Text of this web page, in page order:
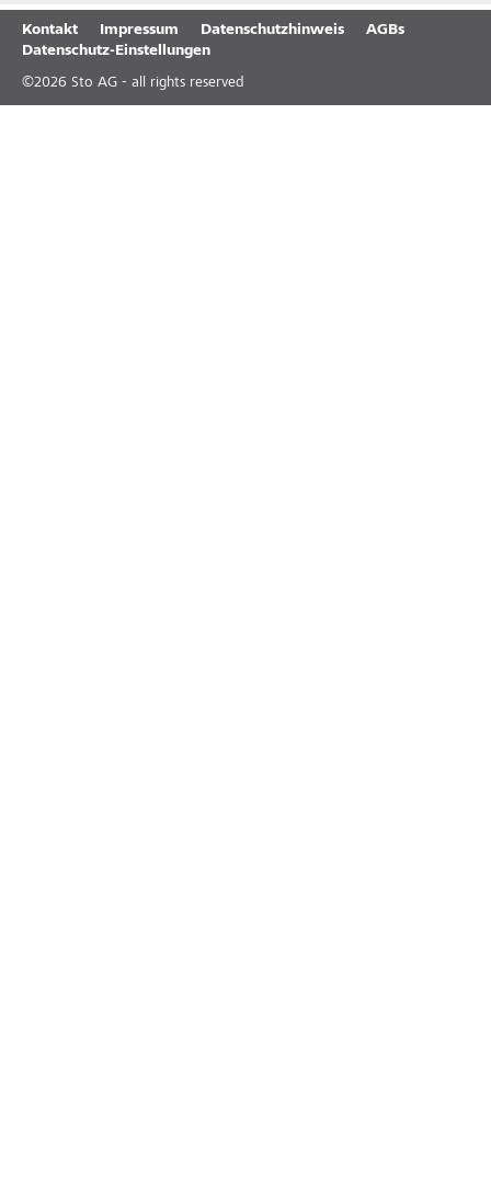
Kontakt Impressum Datenschutzhinweis
AGBs
Datenschutz-Einstellungen
©2026 Sto AG - all rights reserved